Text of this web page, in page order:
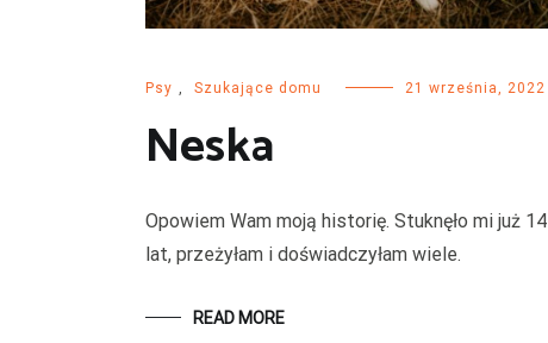
Psy Szukające domu 21 września, 2022
Neska
Opowiem Wam moją historię. Stuknęło mi już 14
lat, przeżyłam i doświadczyłam wiele.
READ MORE